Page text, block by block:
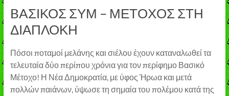
BAΣΙΚΟΣ ΣΥΜ – ΜΕΤΟΧΟΣ ΣΤΗ
ΔΙΑΠΛΟΚΗ
Πόσοι ποταμοί μελάνης και σιέλου έχουν καταναλωθεί τα
τελευταία δύο περίπου χρόνια για τον περίφημο Βασικό
Μέτοχο! Η Νέα Δημοκρατία, με ύφος Ήρωα και μετά
πολλών παιάνων, ύψωσε τη σημαία του πολέμου κατά της